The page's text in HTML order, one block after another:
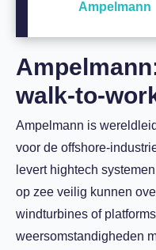
Ampelmann
walk-to-
Ampelmann is
voor de offshore-
levert hightech
op zee veilig kunnen
windturbines of
weersomstandigheden